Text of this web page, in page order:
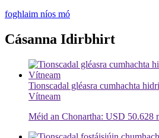
foghlaim níos mó
Cásanna Idirbhirt
Tionscadal gléasra cumhachta
Vítneam
Méid an Chonartha: USD 50.628